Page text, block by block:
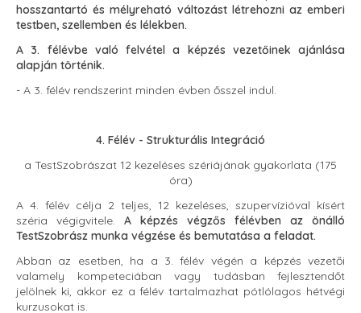
hosszantartó és mélyreható változást létrehozni az emberi
testben, szellemben és lélekben.
A 3. félévbe való felvétel a képzés vezetőinek ajánlása
alapján történik.
- A 3. félév rendszerint minden évben ősszel indul.
4. Félév - Strukturális Integráció
a TestSzobrászat 12 kezeléses szériájának gyakorlata (175
óra)
A 4. félév célja 2 teljes, 12 kezeléses, szupervízióval kísért
széria végigvitele. A képzés végzős félévben az önálló
TestSzobrász munka végzése és bemutatása a feladat.
Abban az esetben, ha a 3. félév végén a képzés vezetői
valamely kompeteciában vagy tudásban fejlesztendőt
jelölnek ki, akkor ez a félév tartalmazhat pótlólagos hétvégi
kurzusokat is.